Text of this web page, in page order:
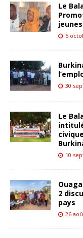
Le
5
30
Le
10
2
pays
26